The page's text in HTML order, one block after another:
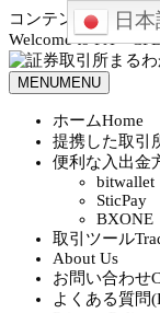
コンテンツへスキッ
Welcome to FX・
MENUMENU
ホームHome
提携した取引
便利な入出金
bitwallet
SticPay
BXONE
取引ツール
About Us
お問い合わせ
よくある質問
日